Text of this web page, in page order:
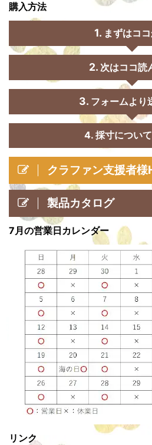
購入方法
まずはコ
次はココ読
フォームより
4. 採寸につい
クラファン支援者様
製品カタログ
7月の営業日カレンダー
リンク